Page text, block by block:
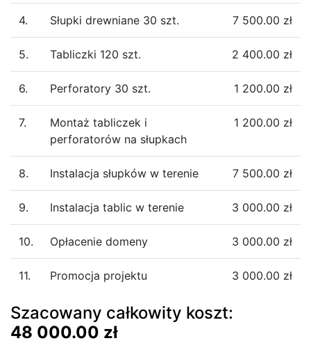
4. Słupki drewniane 30 szt. 7 500.00 zł
5. Tabliczki 120 szt. 2 400.00 zł
6. Perforatory 30 szt. 1 200.00 zł
7.
Montaż tabliczek i
perforatorów na słupkach
1 200.00 zł
8. Instalacja słupków w terenie 7 500.00 zł
9. Instalacja tablic w terenie 3 000.00 zł
10. Opłacenie domeny 3 000.00 zł
11. Promocja projektu 3 000.00 zł
Szacowany całkowity koszt:
48 000.00 zł